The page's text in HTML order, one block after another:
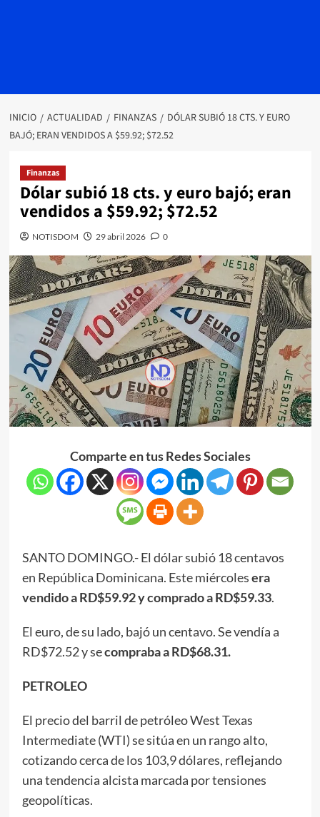
INICIO ACTUALIDAD FINANZAS
DÓLAR SUBIÓ 18 CTS. Y EURO
BAJÓ; ERAN VENDIDOS A $59.92; $72.52
Finanzas
Dólar subió 18 cts. y euro bajó; eran
vendidos a $59.92; $72.52
NOTISDOM 29 abril 2026 0
Comparte en tus Redes Sociales
SANTO DOMINGO.- El dólar subió 18 centavos
en República Dominicana. Este miércolesera
vendido a RD$59.92 y comprado a RD$59.33.
El euro, de su lado, bajó un centavo. Se vendía a
RD$72.52 y secompraba a RD$68.31.
PETROLEO
El precio del barril de petróleo West Texas
Intermediate (WTI) se sitúa en un rango alto,
cotizando cerca de los 103,9 dólares, reflejando
una tendencia alcista marcada por tensiones
geopolíticas.